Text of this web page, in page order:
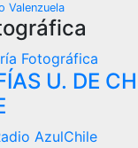
Valenzuela
Fotográfica
U. DE
AzulChile